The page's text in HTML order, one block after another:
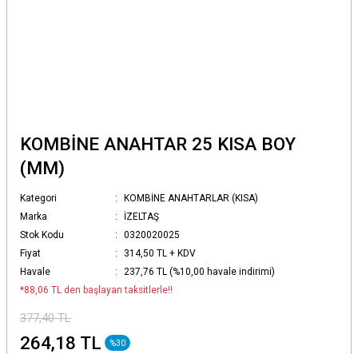
KOMBİNE ANAHTAR 25 KISA BOY
(MM)
Kategori
KOMBİNE ANAHTARLAR (KISA)
Marka
İZELTAŞ
Stok Kodu
0320020025
Fiyat
314,50 TL + KDV
Havale
237,76 TL (%10,00 havale indirimi)
*88,06 TL den başlayan taksitlerle!!
377,40 TL
264,18 TL %30